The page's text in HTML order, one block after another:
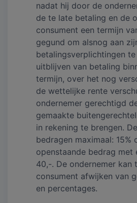
nadat hij door de
de te late betaling en de
consument een termijn
gegund om alsnog aan
betalingsverplichtingen
uitblijven van betaling
termijn, over het nog
de wettelijke rente
ondernemer gerechtigd
gemaakte
in rekening te brengen.
bedragen maximaal: 15%
openstaande bedrag met
40,-. De ondernemer kan
consument afwijken van
en percentages.